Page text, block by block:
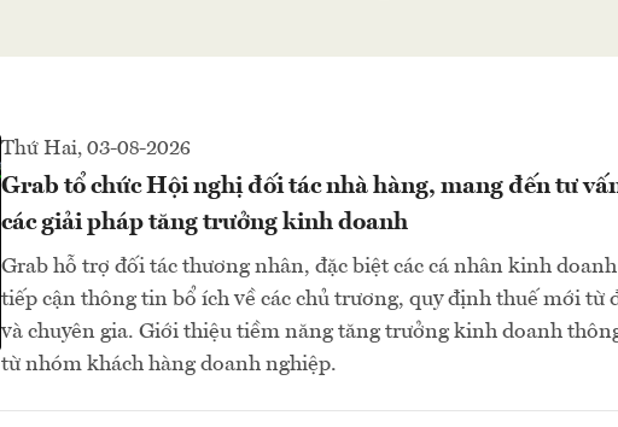
Thứ Hai, 03-08-2026
Grab tổ chức Hội nghị đối tác nhà hàng, mang đến tư
các giải pháp tăng trưởng kinh doanh
Grab hỗ trợ đối tác thương nhân, đặc biệt các cá nhân kinh
tiếp cận thông tin bổ ích về các chủ trương, quy định thuế mới từ
và chuyên gia. Giới thiệu tiềm năng tăng trưởng kinh doanh
từ nhóm khách hàng doanh nghiệp.